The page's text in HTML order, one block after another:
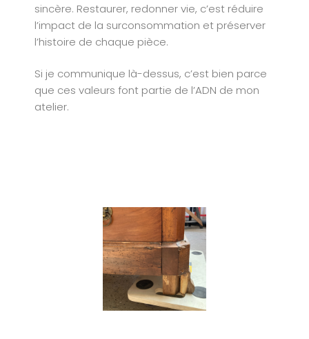
sincère. Restaurer, redonner vie, c’est réduire
l’impact de la surconsommation et préserver
l’histoire de chaque pièce.
Si je communique là-dessus, c’est bien parce
que ces valeurs font partie de l’ADN de mon
atelier.